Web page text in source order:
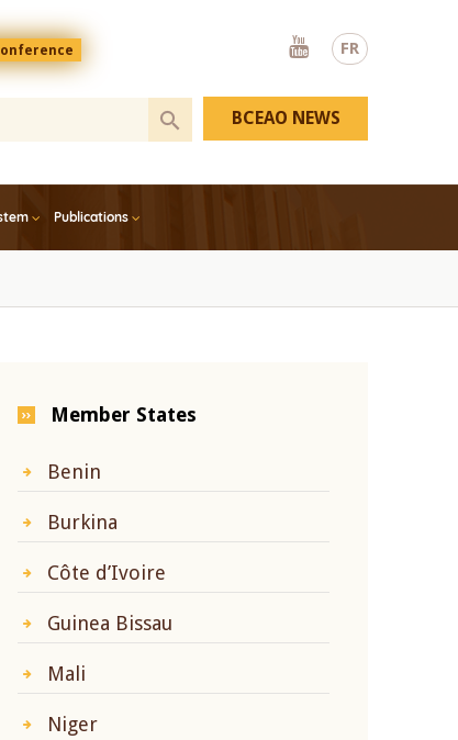
FR
Youtube
Publications
BCEAO NEWS
Member States
Benin
Burkina
Côte d’Ivoire
Guinea Bissau
Mali
Niger